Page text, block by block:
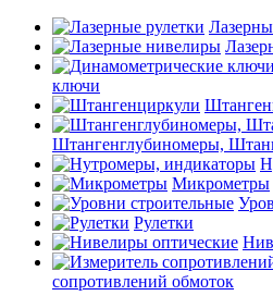
ключи
Штангенглубиномеры,
Микрометры
Рулетки
сопротивлений обмоток